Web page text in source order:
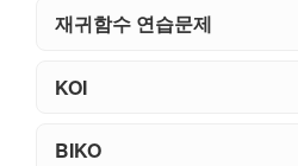
재귀함수 연습문제
KOI
BIKO